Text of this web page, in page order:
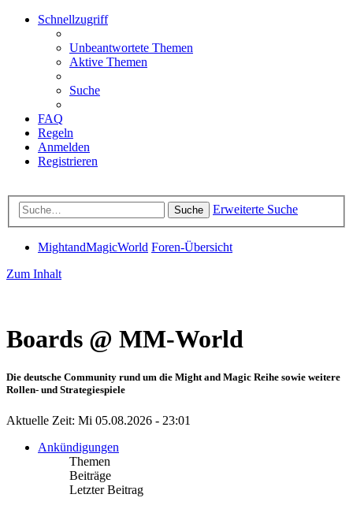
Schnellzugriff
Unbeantwortete Themen
Aktive Themen
Suche
FAQ
Regeln
Anmelden
Registrieren
Suche Erweiterte Suche
MightandMagicWorld Foren-Übersicht
Zum Inhalt
Boards @ MM-World
Die deutsche Community rund um die Might and Magic Reihe sowie weitere
Rollen- und Strategiespiele
Aktuelle Zeit: Mi 05.08.2026 - 23:01
Ankündigungen
Themen
Beiträge
Letzter Beitrag